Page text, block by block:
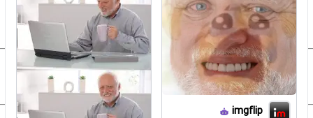
imgflip